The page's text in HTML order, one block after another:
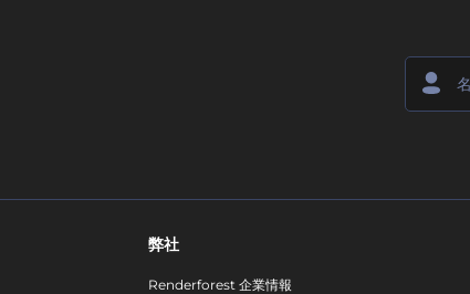
弊社
Renderforest 企業情報